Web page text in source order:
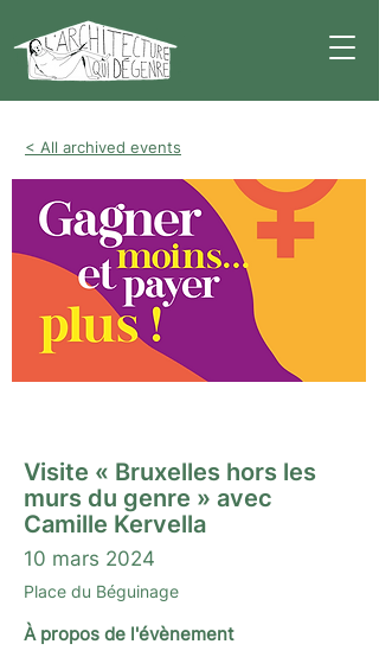
< All archived events
Visite « Bruxelles hors les
murs du genre » avec
Camille Kervella
10 mars 2024
Place du Béguinage
À propos de l'évènement